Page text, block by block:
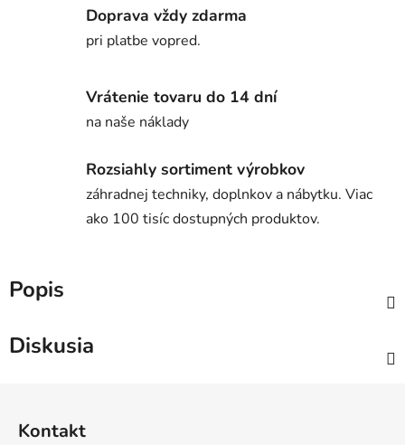
Doprava vždy zdarma
pri platbe vopred.
Vrátenie tovaru do 14 dní
na naše náklady
Rozsiahly sortiment výrobkov
záhradnej techniky, doplnkov a nábytku. Viac
ako 100 tisíc dostupných produktov.
Popis
Diskusia
Kontakt